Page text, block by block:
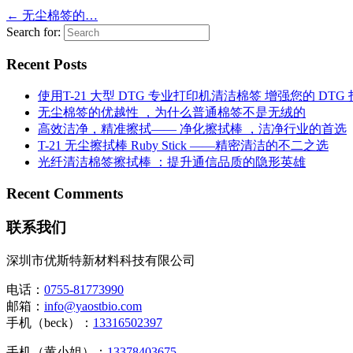
← 无尘棉签的…
Search for:
Recent Posts
使用T-21 大型 DTG 专业打印机清洁棉签 增强您的 DTG
无尘棉签的优越性 ，为什么普通棉签不是无绒的
高效洁净，精准擦拭—— 净化擦拭棒 ，洁净行业的首选
T-21 无尘擦拭棒 Ruby Stick ——精密清洁的不二之选
光纤清洁棉签擦拭棒 ：提升通信品质的隐形英雄
Recent Comments
联系我们
深圳市优斯特新材料科技有限公司
电话： 0755-81773990
邮箱： info@yaostbio.com
手机（beck）： 13316502397